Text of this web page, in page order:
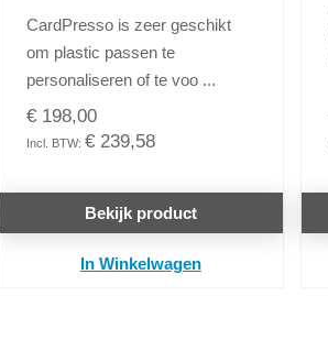
CardPresso is zeer geschikt
om plastic passen te
personaliseren of te voo ...
€ 198,00
€ 239,58
Bekijk product
In Winkelwagen